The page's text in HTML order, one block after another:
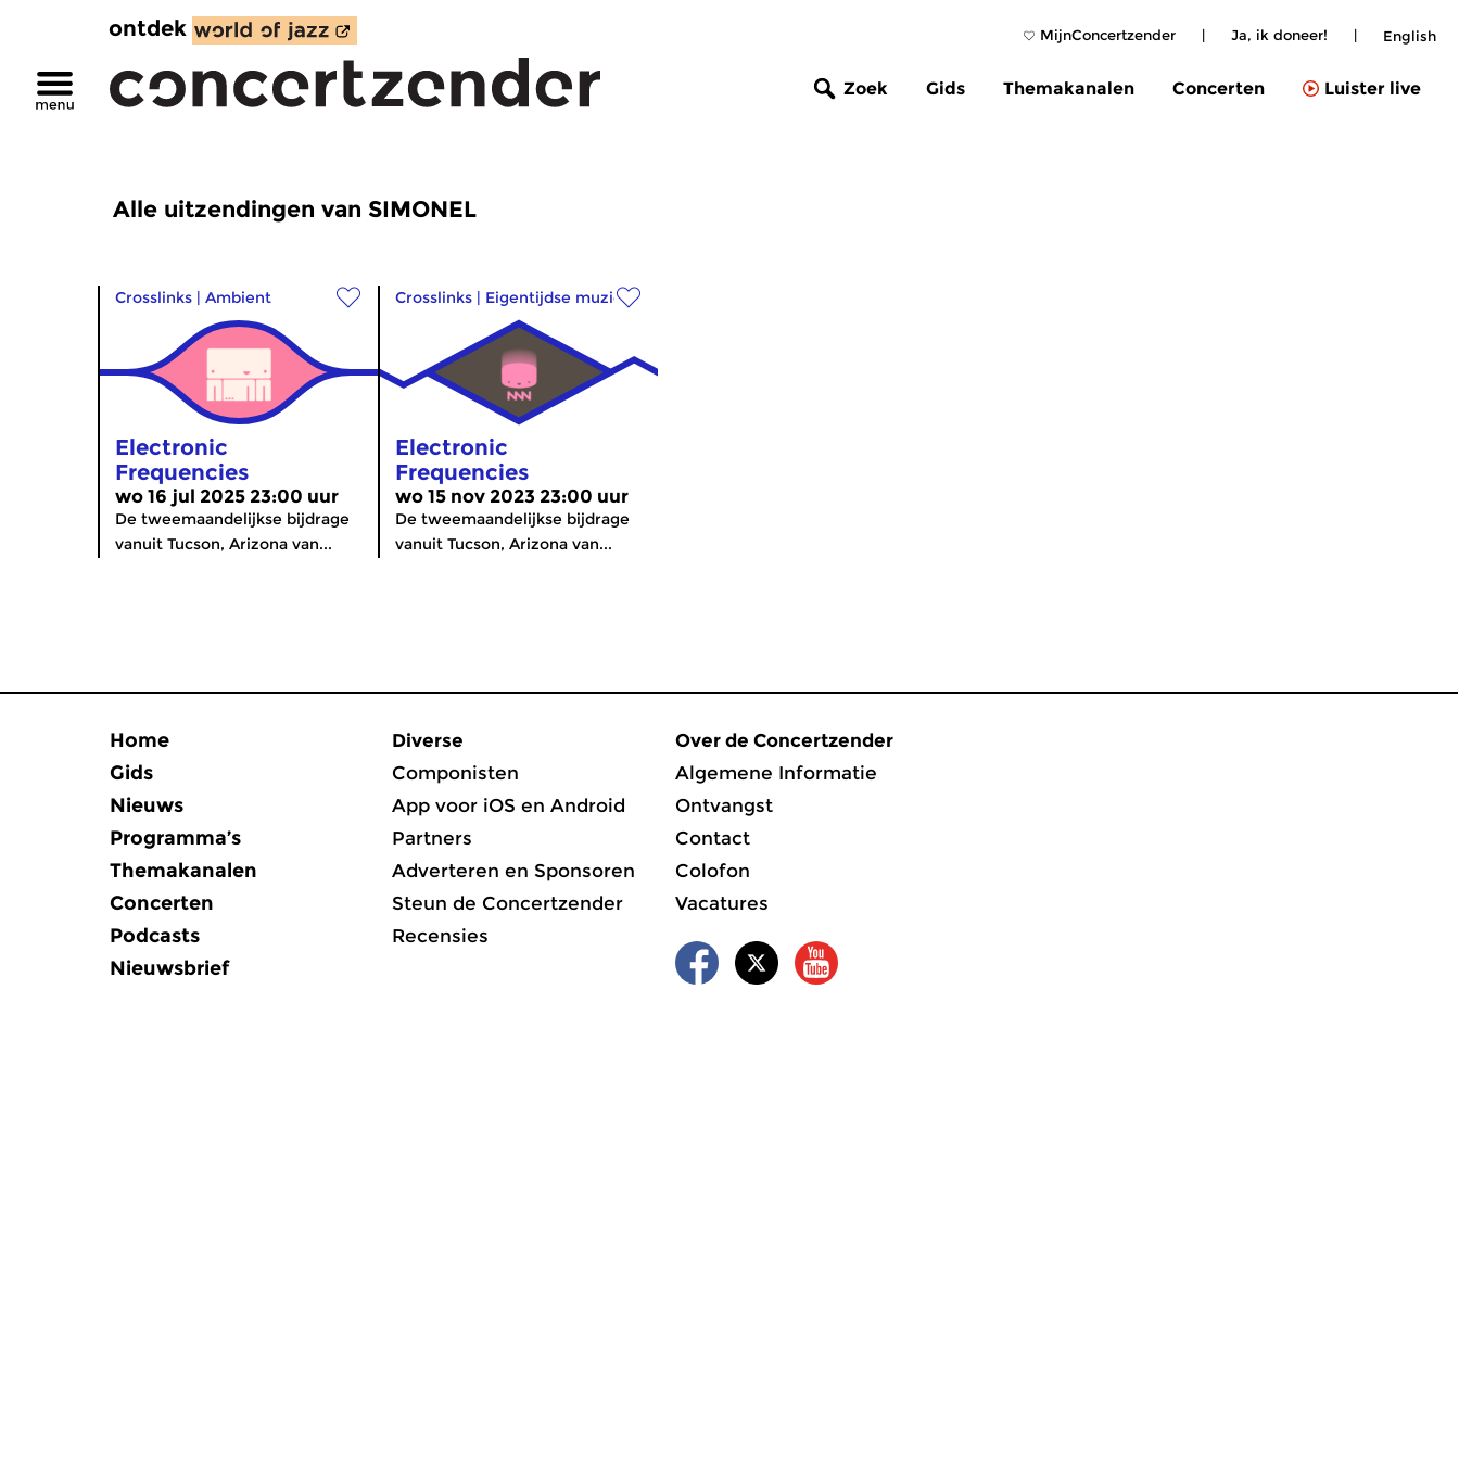
MijnConcertzender | Ja, ik doneer! | English
ontdek
Zoek Gids Themakanalen Concerten Luister live
Alle uitzendingen van SIMONEL
Crosslinks | Ambient
Electronic
Frequencies
wo 16 jul 2025 23:00 uur
De tweemaandelijkse bijdrage
vanuit Tucson, Arizona van...
Crosslinks | Eigentijdse muziek
Electronic
Frequencies
wo 15 nov 2023 23:00 uur
De tweemaandelijkse bijdrage
vanuit Tucson, Arizona van...
Home
Gids
Nieuws
Programma’s
Themakanalen
Concerten
Podcasts
Nieuwsbrief
Diverse
Componisten
App voor iOS en Android
Partners
Adverteren en Sponsoren
Steun de Concertzender
Recensies
Over de Concertzender
Algemene Informatie
Ontvangst
Contact
Colofon
Vacatures